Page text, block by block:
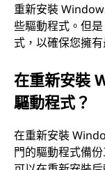
重新安裝
些驅動程式。但
式，以確保您擁
在重新安裝
驅動程式？
在重新安裝
門的驅動程式備